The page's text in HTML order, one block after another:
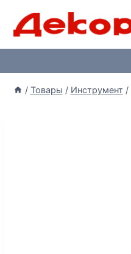
/ Товары / Инструмент /